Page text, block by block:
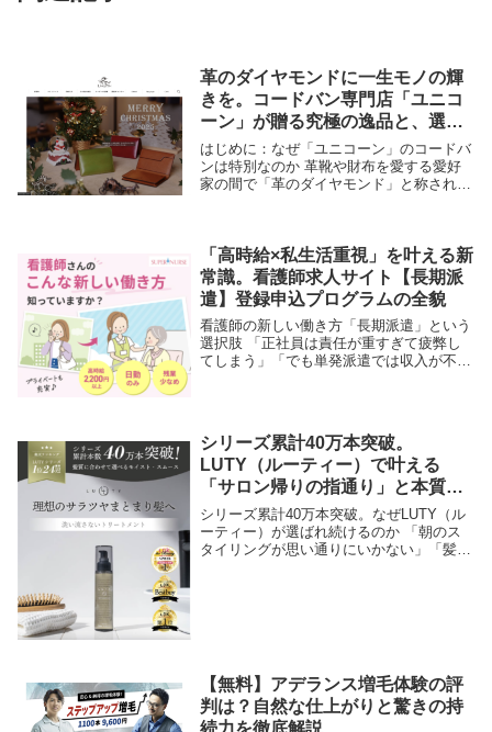
革のダイヤモンドに一生モノの輝
きを。コードバン専門店「ユニコ
ーン」が贈る究極の逸品と、選ば
れる理由。
はじめに：なぜ「ユニコーン」のコードバ
ンは特別なのか 革靴や財布を愛する愛好
家の間で「革のダイヤモンド」と称され、
めて少なく、...
「高時給×私生活重視」を叶える新
常識。看護師求人サイト【長期派
遣】登録申込プログラムの全貌
看護師の新しい働き方「長期派遣」という
選択肢 「正社員は責任が重すぎて疲弊し
てしまう」「でも単発派遣では収入が不安
ムは、3ヶ月...
シリーズ累計40万本突破。
LUTY（ルーティー）で叶える
「サロン帰りの指通り」と本質の
髪質改善
シリーズ累計40万本突破。なぜLUTY（ル
ーティー）が選ばれ続けるのか 「朝のス
タイリングが思い通りにいかない」「髪の
【無料】アデランス増毛体験の評
判は？自然な仕上がりと驚きの持